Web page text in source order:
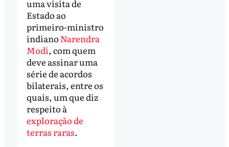
uma visita de
Estado ao
primeiro-ministro
indiano Narendra
Modi, com quem
deve assinar uma
série de acordos
bilaterais, entre os
quais, um que diz
respeito à
exploração de
terras raras.